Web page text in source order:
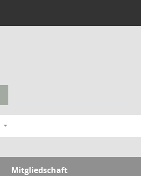
Mitgliedschaft